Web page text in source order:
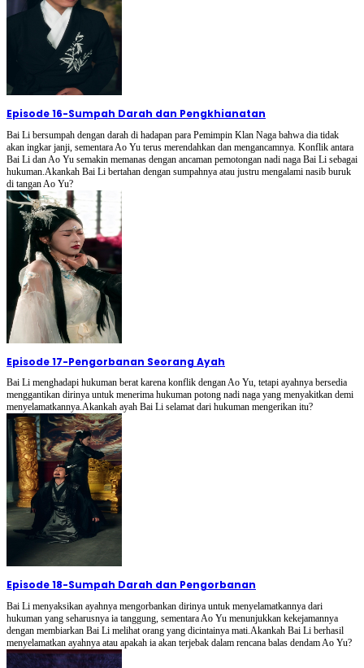
Episode 16-Sumpah Darah dan Pengkhianatan
Bai Li bersumpah dengan darah di hadapan para Pemimpin Klan Naga bahwa dia tidak
akan ingkar janji, sementara Ao Yu terus merendahkan dan mengancamnya. Konflik antara
Bai Li dan Ao Yu semakin memanas dengan ancaman pemotongan nadi naga Bai Li sebagai
hukuman.Akankah Bai Li bertahan dengan sumpahnya atau justru mengalami nasib buruk
di tangan Ao Yu?
Episode 17-Pengorbanan Seorang Ayah
Bai Li menghadapi hukuman berat karena konflik dengan Ao Yu, tetapi ayahnya bersedia
menggantikan dirinya untuk menerima hukuman potong nadi naga yang menyakitkan demi
menyelamatkannya.Akankah ayah Bai Li selamat dari hukuman mengerikan itu?
Episode 18-Sumpah Darah dan Pengorbanan
Bai Li menyaksikan ayahnya mengorbankan dirinya untuk menyelamatkannya dari
hukuman yang seharusnya ia tanggung, sementara Ao Yu menunjukkan kekejamannya
dengan membiarkan Bai Li melihat orang yang dicintainya mati.Akankah Bai Li berhasil
menyelamatkan ayahnya atau apakah ia akan terjebak dalam rencana balas dendam Ao Yu?